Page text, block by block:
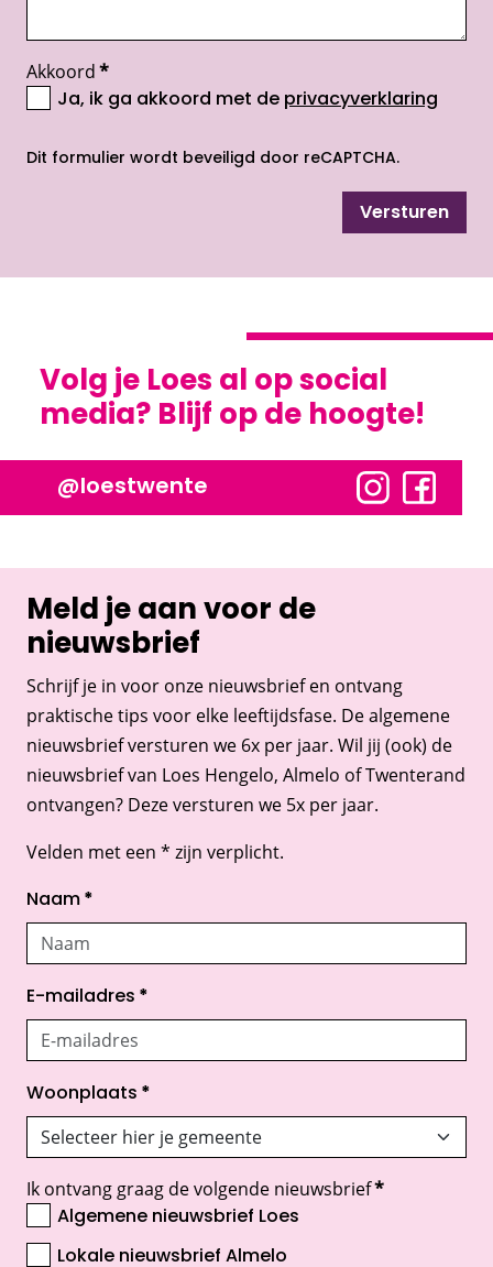
Akkoord*
Ja, ik ga akkoord met de privacyverklaring
Dit formulier wordt beveiligd door reCAPTCHA.
Versturen
Volg je Loes al op social
media? Blijf op de hoogte!
@loestwente
Meld je aan voor de
nieuwsbrief
Schrijf je in voor onze nieuwsbrief en ontvang
praktische tips voor elke leeftijdsfase. De algemene
nieuwsbrief versturen we 6x per jaar. Wil jij (ook) de
nieuwsbrief van Loes Hengelo, Almelo of Twenterand
ontvangen? Deze versturen we 5x per jaar.
Velden met een * zijn verplicht.
Naam *
E-mailadres *
Woonplaats *
Ik ontvang graag de volgende nieuwsbrief*
Algemene nieuwsbrief Loes
Lokale nieuwsbrief Almelo